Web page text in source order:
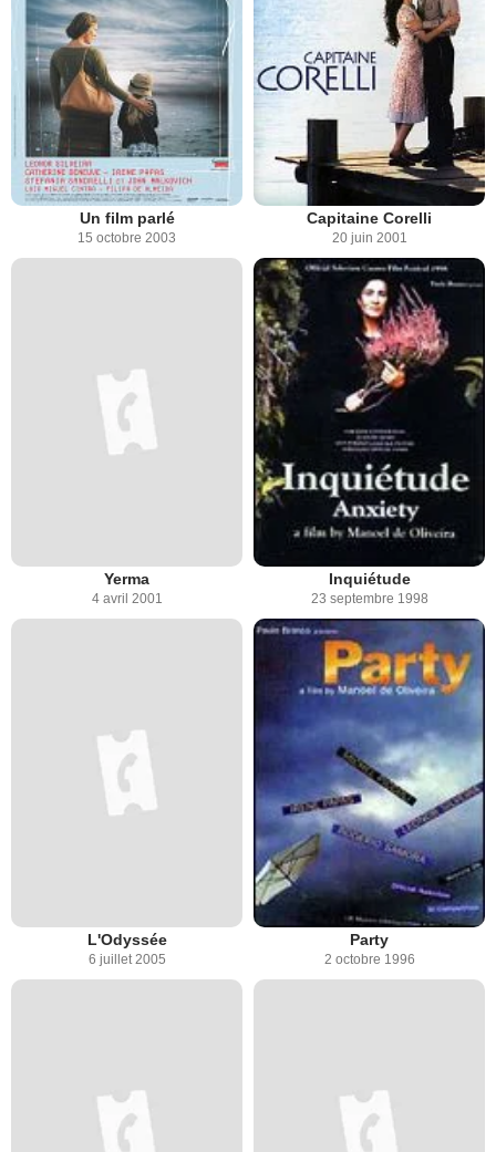
Un film parlé
15 octobre 2003
Capitaine Corelli
20 juin 2001
Yerma
4 avril 2001
Inquiétude
23 septembre 1998
L'Odyssée
6 juillet 2005
Party
2 octobre 1996